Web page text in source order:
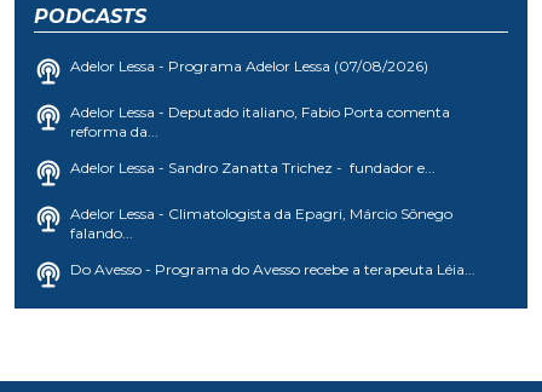
PODCASTS
Adelor Lessa - Programa Adelor Lessa (07/08/2026)
Adelor Lessa - Deputado italiano, Fabio Porta comenta
reforma da...
Adelor Lessa - Sandro Zanatta Trichez - fundador e...
Adelor Lessa - Climatologista da Epagri, Márcio Sônego
falando...
Do Avesso - Programa do Avesso recebe a terapeuta Léia...